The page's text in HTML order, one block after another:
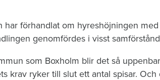
har förhandlat om hyreshöjningen med
genomfördes i visst
som Boxholm blir det så
krav ryker till slut ett antal spisar. Och